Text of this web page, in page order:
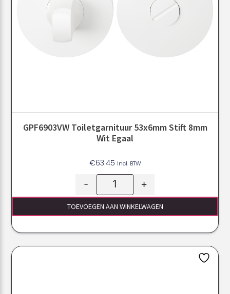
GPF6903VW Toiletgarnituur 53x6mm Stift 8mm
Wit Egaal
€63.45 Incl. BTW
- +
TOEVOEGEN AAN WINKELWAGEN